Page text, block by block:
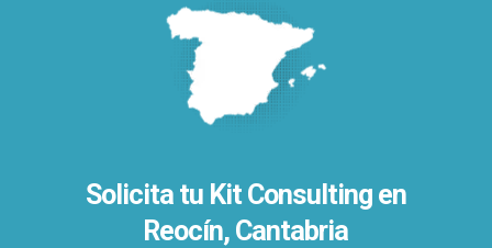
Solicita tu Kit Consulting en
Reocín, Cantabria